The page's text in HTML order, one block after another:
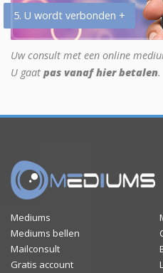
5. U wordt verbonden +
Uw consult met een online
U gaat pas vanaf hier betalen.
Mediums
Mediums bellen
Mailconsult
Gratis account